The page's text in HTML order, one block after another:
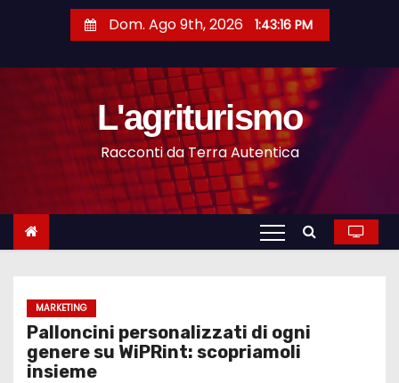
o
Dom. Ago 9th, 2026 1:43:17 PM
L'agriturismo
Racconti da Terra Autentica
MARKETING
Palloncini personalizzati di ogni
genere su WiPRint: scopriamoli
insieme